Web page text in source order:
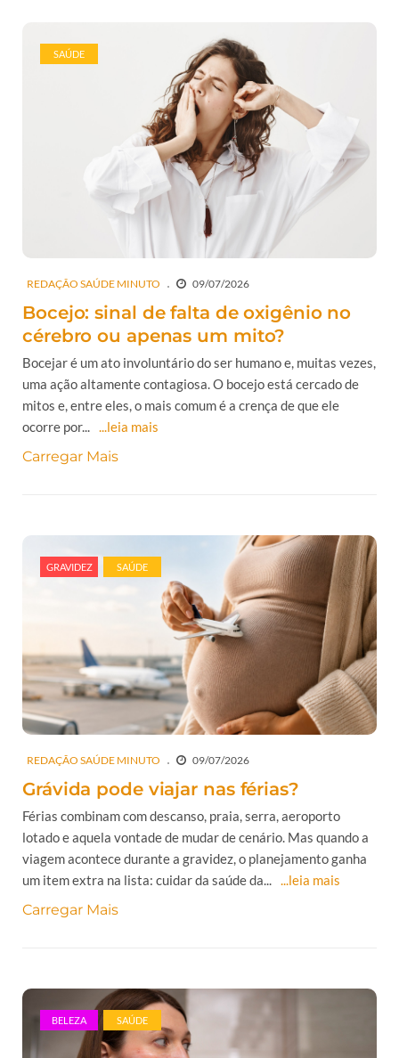
SAÚDE
REDAÇÃO SAÚDE MINUTO 09/07/2026
Bocejo: sinal de falta de oxigênio no
cérebro ou apenas um mito?
Bocejar é um ato involuntário do ser humano e, muitas vezes,
uma ação altamente contagiosa. O bocejo está cercado de
mitos e, entre eles, o mais comum é a crença de que ele
ocorre por... ...leia mais
Carregar Mais
GRAVIDEZ SAÚDE
REDAÇÃO SAÚDE MINUTO 09/07/2026
Grávida pode viajar nas férias?
Férias combinam com descanso, praia, serra, aeroporto
lotado e aquela vontade de mudar de cenário. Mas quando a
viagem acontece durante a gravidez, o planejamento ganha
um item extra na lista: cuidar da saúde da... ...leia mais
Carregar Mais
BELEZA SAÚDE